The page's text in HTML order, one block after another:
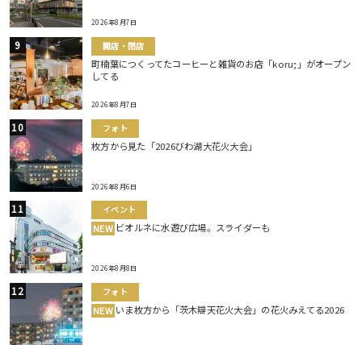
2026年8月7日
開店・閉店
町楠葉につくってたコーヒーと雑貨のお店「koru;」がオープン
してる
2026年8月7日
フォト
枚方から見た「2026びわ湖大花火大会」
2026年8月6日
イベント
NEW ビオルネに水遊び広場。スライダーも
2026年8月8日
フォト
NEW いま枚方から「茨木辯天花火大会」の花火みえてる2026